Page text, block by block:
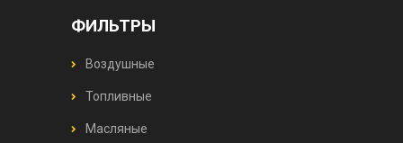
ФИЛЬТРЫ
Воздушные
Топливные
Масляные